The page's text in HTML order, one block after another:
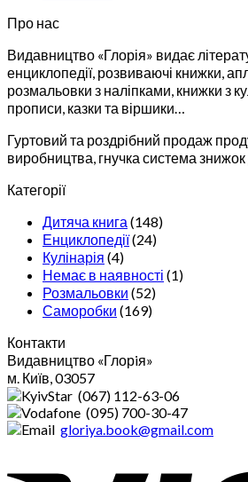
Про нас
Видавництво «Глорія» видає
енциклопедії, розвиваючі книжки,
розмальовки з наліпками, книжки з
прописи, казки та віршики…
Гуртовий та роздрібний продаж
виробництва, гнучка система
Категорії
Дитяча книга (148)
Енциклопедії(24)
Кулінарія (4)
Немає в наявності (1)
Розмальовки (52)
Саморобки (169)
Контакти
Видавництво «Глорiя»
м. Київ, 03057
(067) 112-63-06
(095) 700-30-47
gloriya.book@gmail.com